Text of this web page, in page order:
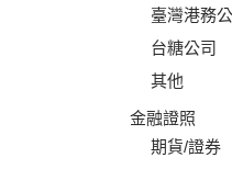
臺灣港務
台糖公司
其他
金融證照
期貨/證券